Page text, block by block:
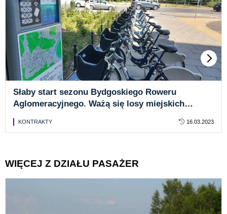
Słaby start sezonu Bydgoskiego Roweru
Aglomeracyjnego. Ważą się losy miejskich
KONTRAKTY 16.03.2023
WIĘCEJ Z DZIAŁU PASAŻER